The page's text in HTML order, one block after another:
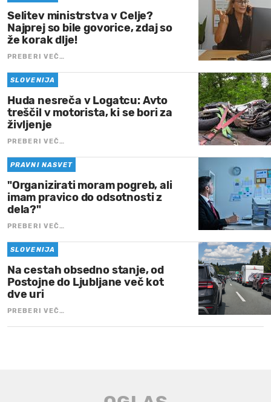
Selitev ministrstva v Celje?
Najprej so bile govorice, zdaj so
že korak dlje!
PREBERI VEČ…
SLOVENIJA
Huda nesreča v Logatcu: Avto
treščil v motorista, ki se bori za
življenje
PREBERI VEČ…
PRAVNI NASVET
"Organizirati moram pogreb, ali
imam pravico do odsotnosti z
dela?"
PREBERI VEČ…
SLOVENIJA
Na cestah obsedno stanje, od
Postojne do Ljubljane več kot
dve uri
PREBERI VEČ…